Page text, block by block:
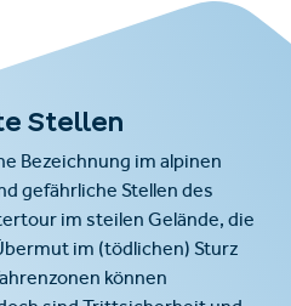
Stellen
Bezeichnung im alpinen
gefährliche Stellen des
im steilen Gelände, die
im (tödlichen) Sturz
können